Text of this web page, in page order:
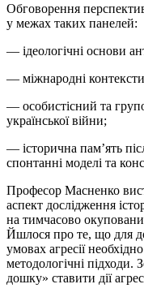
Обговорення
у межах таких панелей:
— ідеологічні основи
— міжнародні контексти
— особистісний та
української війни;
— історична пам’ять
спонтанні моделі та
Професор Масненко
аспект дослідження
на тимчасово
Йшлося про те, що для
умовах агресії
методологічні
дошку» ставити дії